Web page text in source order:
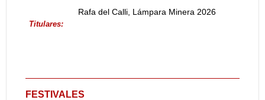
Titulares:
Rafa del Calli, Lámpara Minera 2026
FESTIVALES